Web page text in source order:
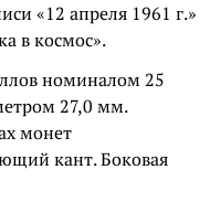
«12 апреля 1961 г.»
в космос».
номиналом 25
27,0 мм.
монет
кант. Боковая